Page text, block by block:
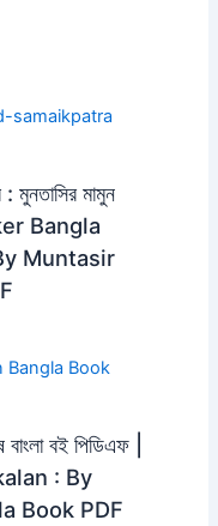
মুনতাসির মামুন
Bangla
Muntasir
বই পিডিএফ |
: By
Book PDF